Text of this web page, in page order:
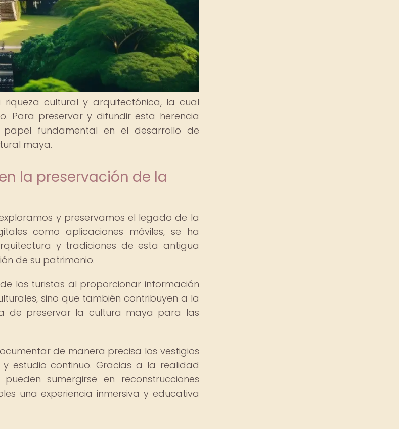
cultural y arquitectónica, la cual
Para preservar y difundir esta herencia
fundamental en el desarrollo de
maya.
la preservación de la
y preservamos el legado de la
como aplicaciones móviles, se ha
y tradiciones de esta antigua
de su patrimonio.
los turistas al proporcionar información
sino que también contribuyen a la
de preservar la cultura maya para las
de manera precisa los vestigios
estudio continuo. Gracias a la realidad
sumergirse en reconstrucciones
una experiencia inmersiva y educativa